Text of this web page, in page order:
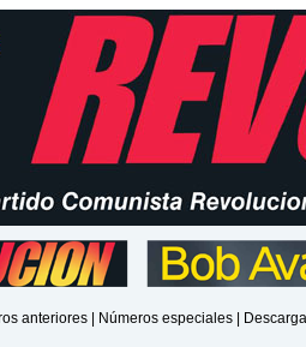
anteriores Números especiales